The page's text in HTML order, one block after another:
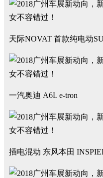
天际NOVAT 首款纯电动
一汽奥迪 A6L e-tron
插电混动 东风本田